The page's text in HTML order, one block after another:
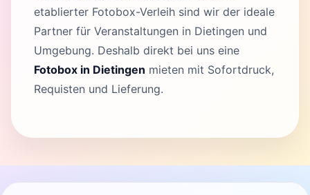
etablierter Fotobox-Verleih sind wir der ideale
Partner für Veranstaltungen in Dietingen und
Umgebung. Deshalb direkt bei uns eine
Fotobox in Dietingen mieten mit Sofortdruck,
Requisten und Lieferung.